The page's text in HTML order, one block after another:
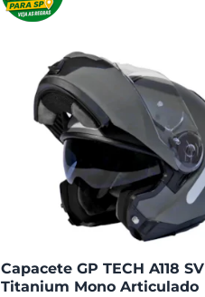
Capacete GP TECH A118 SV
Titanium Mono Articulado